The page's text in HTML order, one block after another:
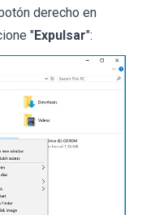
derecho en
"Expulsar":